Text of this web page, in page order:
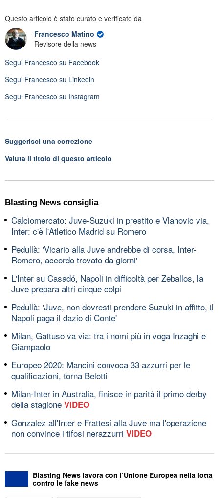
Questo articolo è stato curato e verificato da
Francesco Matino
Revisore della news
Segui Francesco su Facebook
Segui Francesco su Linkedin
Segui Francesco su Instagram
Suggerisci una correzione
Valuta il titolo di questo articolo
Blasting News consiglia
Calciomercato: Juve-Suzuki in prestito e Vlahovic via,
Inter: c'è l'Atletico Madrid su Romero
Pedullà: 'Vicario alla Juve andrebbe di corsa, Inter-
Romero, accordo trovato da giorni'
L'Inter su Casadó, Napoli in difficoltà per Zeballos, la
Juve prepara altri cinque colpi
Pedullà: 'Juve, non dovresti prendere Suzuki in affitto, il
Napoli paga il dazio di Conte'
Milan, Gattuso va via: tra i nomi più in voga Inzaghi e
Giampaolo
Europeo 2020: Mancini convoca 33 azzurri per le
qualificazioni, torna Belotti
Milan-Inter in Australia, finisce in parità il primo derby
della stagione VIDEO
Gonzalez all'Inter e Frattesi alla Juve ma l'operazione
non convince i tifosi nerazzurri VIDEO
Blasting News lavora con l’Unione Europea nella lotta
contro le fake news